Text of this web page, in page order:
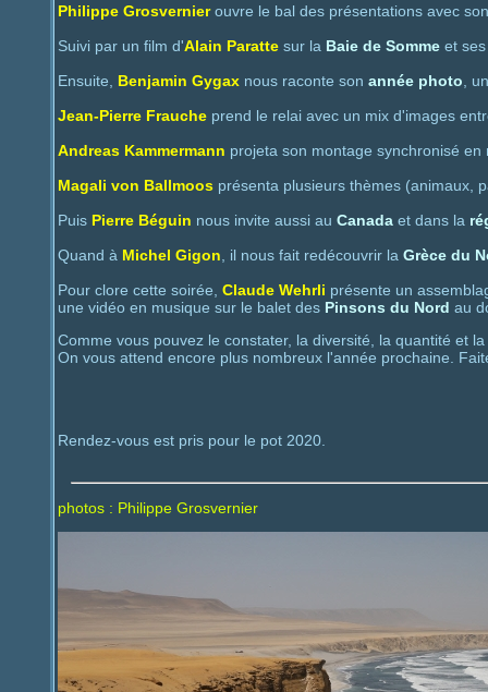
Philippe Grosvernierouvre le bal des présentations avec
Suivi par un film d'Alain Paratte sur la Baie de Somme et
Ensuite, Benjamin Gygax nous raconte son année photo ,
Jean-Pierre Frauche prend le relai avec un mix d'images
Andreas Kammermann projeta son montage synchronisé
Magali von Ballmoos présenta plusieurs thèmes (animaux,
Puis Pierre Béguin nous invite aussi au Canada et dans la
Quand à Michel Gigon , il nous fait redécouvrir la Grèce du
Pour clore cette soirée, Claude Wehrli présente un
une vidéo en musique sur le balet des Pinsons du Nord au
Comme vous pouvez le constater, la diversité, la quantité et
On vous attend encore plus nombreux l'année prochaine.
Rendez-vous est pris pour le pot 2020.
photos : Philippe Grosvernier